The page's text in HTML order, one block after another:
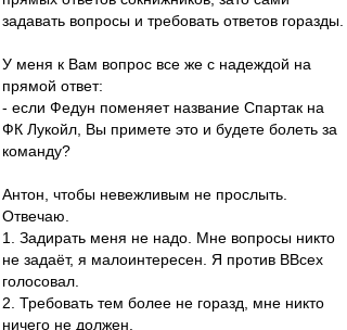
задавать вопросы и требовать ответов горазды.
У меня к Вам вопрос все же с надеждой на
прямой ответ:
- если Федун поменяет название Спартак на
ФК Лукойл, Вы примете это и будете болеть за
команду?
Антон, чтобы невежливым не прослыть.
Отвечаю.
1. Задирать меня не надо. Мне вопросы никто
не задаёт, я малоинтересен. Я против ВВсех
голосовал.
2. Требовать тем более не горазд, мне никто
ничего не должен.